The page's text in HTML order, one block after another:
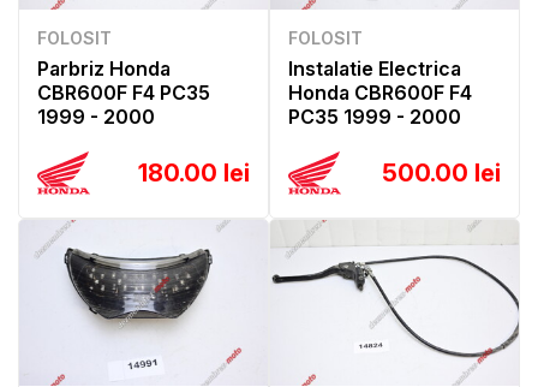
FOLOSIT
Parbriz Honda
CBR600F F4 PC35
1999 - 2000
180.00 lei
FOLOSIT
Instalatie Electrica
Honda CBR600F F4
PC35 1999 - 2000
500.00 lei